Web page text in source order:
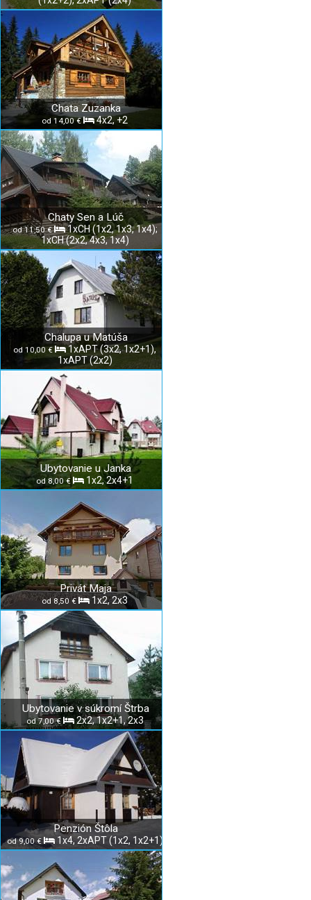
Chata Zuzanka
od 14,00 € 4x2, +2
Chaty Sen a Lúč
od 11,50 €
1xCH (1x2, 1x3, 1x4);
1xCH (2x2, 4x3, 1x4)
Chalupa u Matúša
od 10,00 €
1xAPT (3x2, 1x2+1),
1xAPT (2x2)
Ubytovanie u Janka
od 8,00 € 1x2, 2x4+1
Privát Maja
od 8,50 € 1x2, 2x3
Ubytovanie v súkromí Štrba
od 7,00 € 2x2, 1x2+1, 2x3
Penzión Štôla
od 9,00 € 1x4, 2xAPT (1x2, 1x2+1)